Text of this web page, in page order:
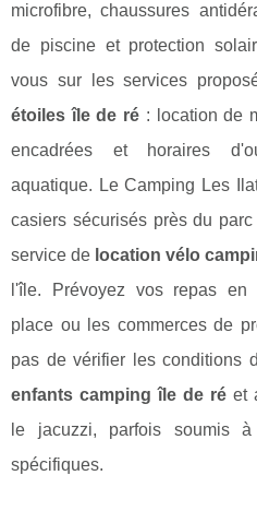
microfibre, chaussures
de piscine et protection
vous sur les services
étoiles île de ré : location de
encadrées et horaires
aquatique. Le Camping Les
casiers sécurisés près du
service de location vélo
l'île. Prévoyez vos repas en
place ou les commerces de
pas de vérifier les conditions
enfants camping île de ré et
le jacuzzi, parfois soumis
spécifiques.